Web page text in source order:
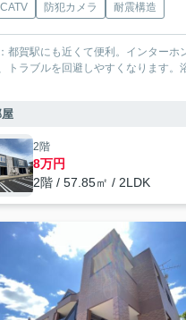
CATV 防犯カメラ 耐震構造
都賀駅にも近くて便利。インターホ
トラブルを回避しやすくなります。
2階
8万円
2階 / 57.85㎡ / 2LDK